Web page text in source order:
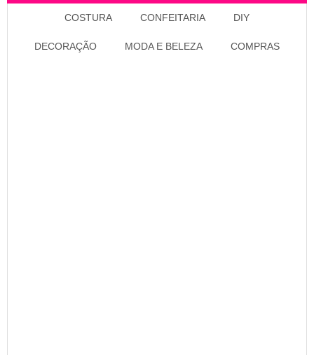
COSTURA CONFEITARIA DIY
DECORAÇÃO MODA E BELEZA COMPRAS